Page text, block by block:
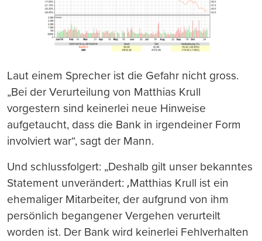
Laut einem Sprecher ist die Gefahr nicht gross.
„Bei der Verurteilung von Matthias Krull
vorgestern sind keinerlei neue Hinweise
aufgetaucht, dass die Bank in irgendeiner Form
involviert war“, sagt der Mann.
Und schlussfolgert: „Deshalb gilt unser bekanntes
Statement unverändert: ‚Matthias Krull ist ein
ehemaliger Mitarbeiter, der aufgrund von ihm
persönlich begangener Vergehen verurteilt
worden ist. Der Bank wird keinerlei Fehlverhalten